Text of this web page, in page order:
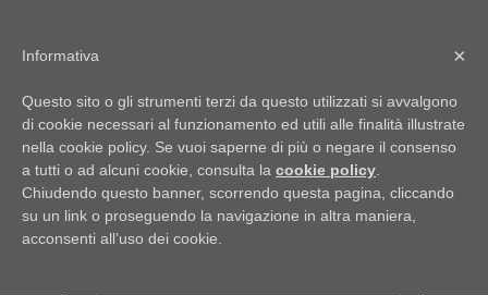
Italia Notizie
Giornale di Basilicata
Giornale di Puglia
INFORMAPUGLIA
Il portale n.1 del lavoro
in Puglia
×
Informativa
Questo sito o gli strumenti terzi da questo utilizzati si avvalgono
di cookie necessari al funzionamento ed utili alle finalità illustrate
nella cookie policy. Se vuoi saperne di più o negare il consenso
a tutti o ad alcuni cookie, consulta la cookie policy
Chiudendo questo banner, scorrendo questa pagina, cliccando
su un link o proseguendo la navigazione in altra maniera,
acconsenti all’uso dei cookie.